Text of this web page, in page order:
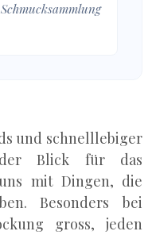
und schnelllebiger
Blick für das
mit Dingen, die
Besonders bei
gross, jeden